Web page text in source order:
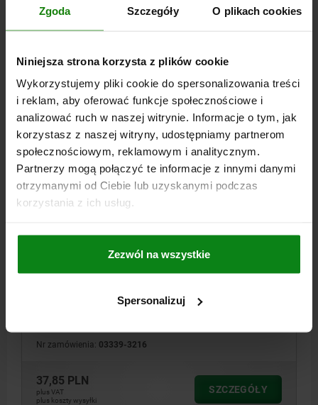
Zgoda Szczegóły O plikach cookies
Niniejsza strona korzysta z plików cookie
Wykorzystujemy pliki cookie do spersonalizowania treści
i reklam, aby oferować funkcje społecznościowe i
analizować ruch w naszej witrynie. Informacje o tym, jak
korzystasz z naszej witryny, udostępniamy partnerom
społecznościowym, reklamowym i analitycznym.
Partnerzy mogą połączyć te informacje z innymi danymi
otrzymanymi od Ciebie lub uzyskanymi podczas
korzystania z ich usług.
Zezwól na wszystkie
Spersonalizuj
plus koszty wysyłki
03339 K
GWINT=M16X1,5 DŁUGOŚĆ=28
D2=8 D3=10 F1 N=35 F2 N =103
Nr zamówienia: 03339-3216
37,85 PLN
plus VAT
plus koszty wysyłki
SZCZEGÓŁY